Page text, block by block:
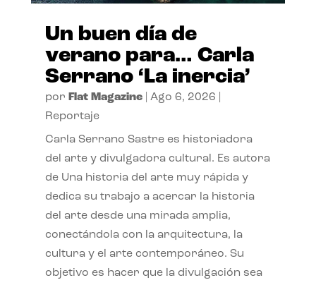
Un buen día de
verano para… Carla
Serrano ‘La inercia’
por Flat Magazine| Ago 6, 2026
Reportaje
Carla Serrano Sastre es historiadora
del arte y divulgadora cultural. Es autora
de Una historia del arte muy rápida y
dedica su trabajo a acercar la historia
del arte desde una mirada amplia,
conectándola con la arquitectura, la
cultura y el arte contemporáneo. Su
objetivo es hacer que la divulgación sea